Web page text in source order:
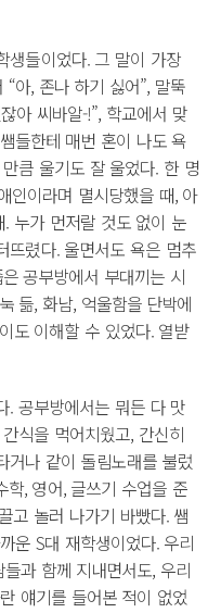
생들이었다. 그 말이 가장
아, 존나 하기 싫어”, 말뚝
아 씨바알-!”, 학교에서 맞
들한테 매번 혼이 나도 욕
큼 울기도 잘 울었다. 한 명
인이라며 멸시당했을 때, 아
누가 먼저랄 것도 없이 눈
뜨렸다. 울면서도 욕은 멈추
공부방에서 부대끼는 시
듦, 화남, 억울함을 단박에
도 이해할 수 있었다. 열받
. 공부방에서는 뭐든 다 맛
식을 먹어치웠고, 간신히
거나 같이 돌림노래를 불렀
학, 영어, 글쓰기 수업을 준
고 놀러 나가기 바빴다. 쌤
운 S대 재학생이었다. 우리
과 함께 지내면서도, 우리
얘기를 들어본 적이 없었